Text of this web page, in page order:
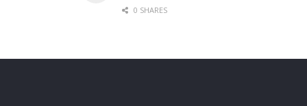
0 SHARES